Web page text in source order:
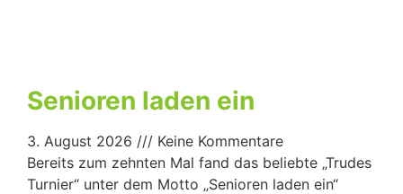
Senioren laden ein
3. August 2026
Keine Kommentare
Bereits zum zehnten Mal fand das beliebte „Trudes
Turnier“ unter dem Motto „Senioren laden ein“